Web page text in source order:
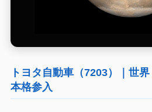
トヨタ自動車（7203）｜世
本格参入